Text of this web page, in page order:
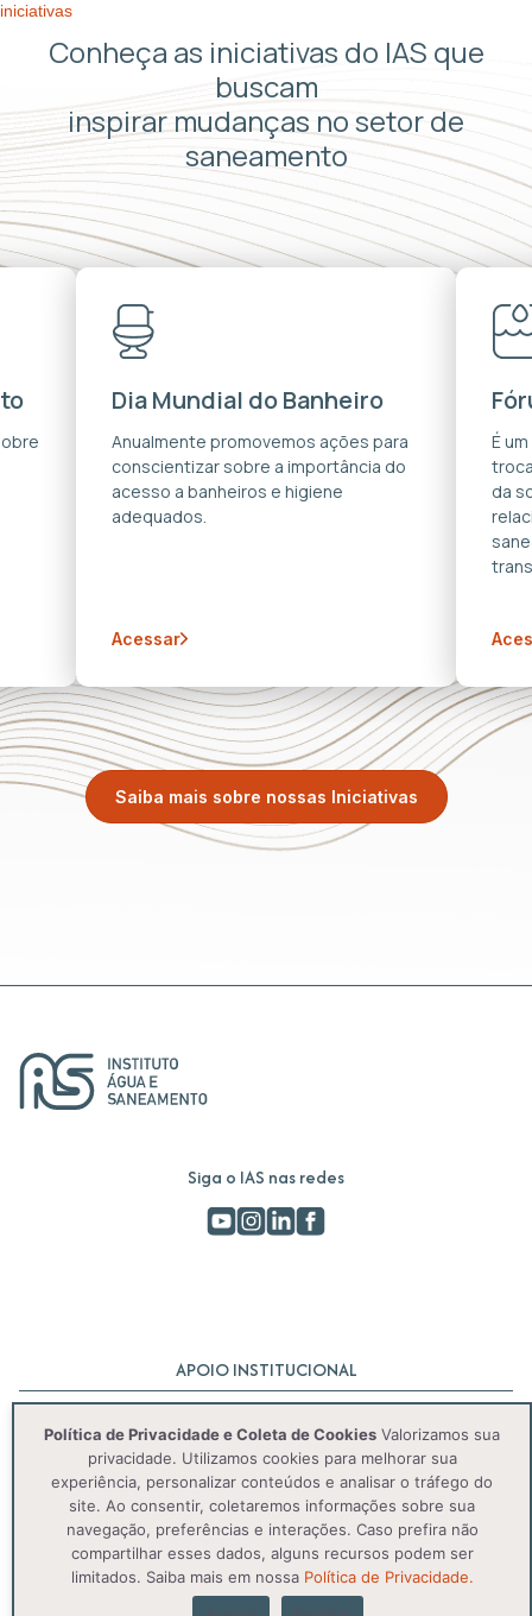
iniciativas
Conheça as iniciativas do IAS que
buscam
inspirar mudanças no setor de
saneamento
Dia Mundial do Banheiro
Anualmente promovemos ações para
conscientizar sobre a importância do
acesso a banheiros e higiene
adequados.
Acessar
É
da
Saiba mais sobre nossas Iniciativas
Siga o IAS nas redes
APOIO INSTITUCIONAL
© 2025 IAS. Todos os direitos reservados.
Política de Privacidade e Coleta de Cookies Valorizamos sua
privacidade. Utilizamos cookies para melhorar sua
experiência, personalizar conteúdos e analisar o tráfego do
site. Ao consentir, coletaremos informações sobre sua
navegação, preferências e interações. Caso prefira não
compartilhar esses dados, alguns recursos podem ser
limitados. Saiba mais em nossa Política de Privacidade.